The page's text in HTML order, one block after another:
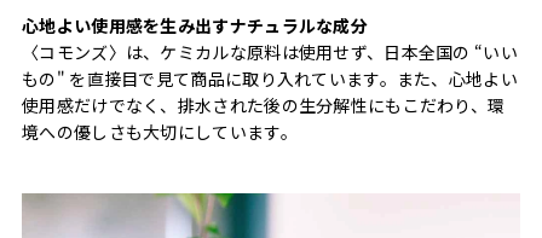
心地よい使用感を生み出すナチュラルな成分
〈コモンズ〉は、ケミカルな原料は使用せず、日本全国の “いい
もの" を直接目で見て商品に取り入れています。また、心地よい
使用感だけでなく、排水された後の生分解性にもこだわり、環
境への優しさも大切にしています。